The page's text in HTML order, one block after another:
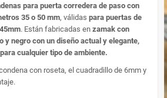
para puerta corredera de paso con
35 o 50 mm, válidas para puertas de
. Están fabricadas en zamak con
y negro con un diseño actual y elegante,
cualquier tipo de ambiente.
con roseta, el cuadradillo de 6mm y